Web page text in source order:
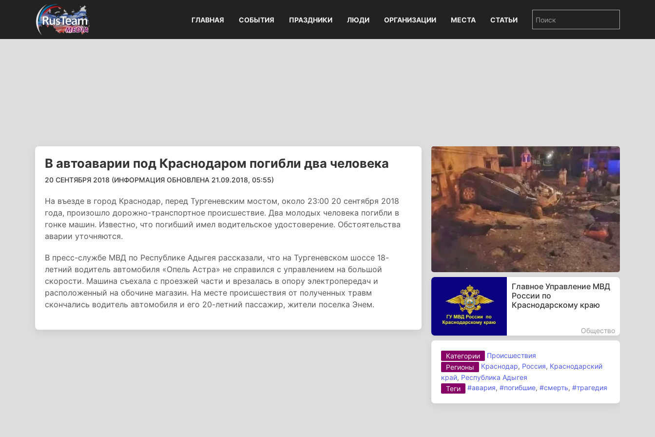
ГЛАВНАЯ СОБЫТИЯ ПРАЗДНИКИ ЛЮДИ ОРГАНИЗАЦИИ МЕСТА СТАТЬИ
В автоаварии под Краснодаром погибли два человека
20 СЕНТЯБРЯ 2018 (ИНФОРМАЦИЯ ОБНОВЛЕНА 21.09.2018, 05:55)
На въезде в город Краснодар, перед Тургеневским мостом, около 23:00 20 сентября 2018
года, произошло дорожно-транспортное происшествие. Два молодых человека погибли в
гонке машин. Известно, что погибший имел водительское удостоверение. Обстоятельства
аварии уточняются.
В пресс-службе МВД по Республике Адыгея рассказали, что на Тургеневском шоссе 18-
летний водитель автомобиля «Опель Астра» не справился с управлением на большой
скорости. Машина съехала с проезжей части и врезалась в опору электропередач и
расположенный на обочине магазин. На месте происшествия от полученных травм
скончались водитель автомобиля и его 20-летний пассажир, жители поселка Энем.
Главное Управление МВД
России по
Краснодарскому краю
Общество
Категории
Происшествия
Регионы
Краснодар, Россия, Краснодарский
край, Республика Адыгея
Теги
#авария,#погибшие,#смерть,#трагедия